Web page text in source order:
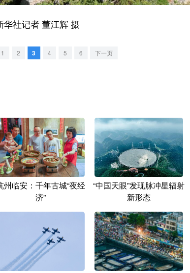
社记者 董江辉 摄
1 2 3 4 5 6 下一页
州临安：千年古城“夜经
济”
“中国天眼”发现脉冲星辐射
新形态